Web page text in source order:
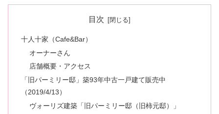
目次
十人十家（Cafe&Bar）
オーナーさん
店舗概要・アクセス
「旧パーミリー邸」築93年中古一戸建て販売中
（2019/4/13）
ヴォーリズ建築「旧パーミリー邸（旧柿元邸）」